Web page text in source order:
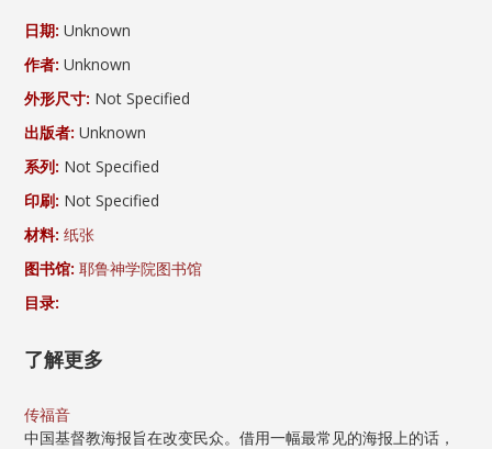
日期: Unknown
作者: Unknown
外形尺寸: Not Specified
出版者: Unknown
系列: Not Specified
印刷: Not Specified
材料: 纸张
图书馆: 耶鲁神学院图书馆
目录:
了解更多
传福音
中国基督教海报旨在改变民众。借用一幅最常见的海报上的话，